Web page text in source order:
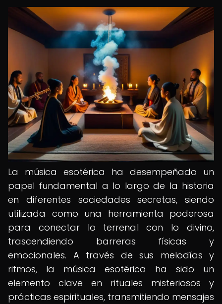
La música esotérica ha desempeñado un
papel fundamental a lo largo de la historia
en diferentes sociedades secretas, siendo
utilizada como una herramienta poderosa
para conectar lo terrenal con lo divino,
trascendiendo barreras físicas y
emocionales. A través de sus melodías y
ritmos, la música esotérica ha sido un
elemento clave en rituales misteriosos y
prácticas espirituales, transmitiendo mensajes